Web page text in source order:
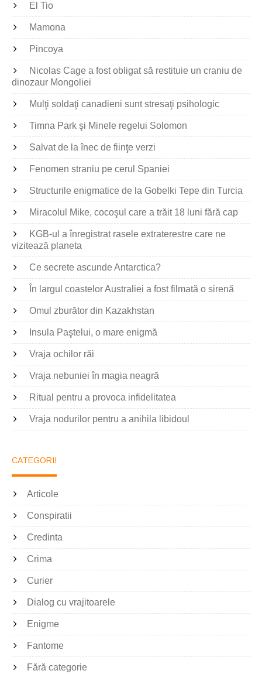
El Tio
Mamona
Pincoya
Nicolas Cage a fost obligat să restituie un craniu de
dinozaur Mongoliei
Mulţi soldaţi canadieni sunt stresaţi psihologic
Timna Park şi Minele regelui Solomon
Salvat de la înec de fiinţe verzi
Fenomen straniu pe cerul Spaniei
Structurile enigmatice de la Gobelki Tepe din Turcia
Miracolul Mike, cocoşul care a trăit 18 luni fără cap
KGB-ul a înregistrat rasele extraterestre care ne
vizitează planeta
Ce secrete ascunde Antarctica?
În largul coastelor Australiei a fost filmată o sirenă
Omul zburător din Kazakhstan
Insula Paştelui, o mare enigmă
Vraja ochilor răi
Vraja nebuniei în magia neagră
Ritual pentru a provoca infidelitatea
Vraja nodurilor pentru a anihila libidoul
CATEGORII
Articole
Conspiratii
Credinta
Crima
Curier
Dialog cu vrajitoarele
Enigme
Fantome
Fără categorie